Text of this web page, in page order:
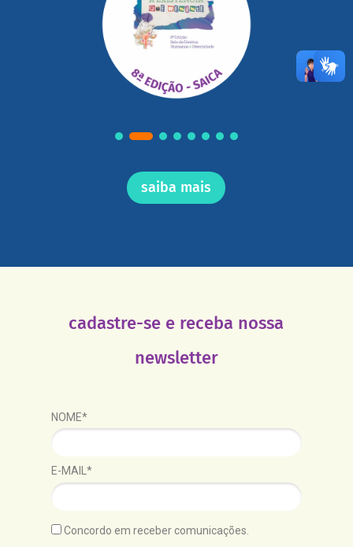
saiba mais
cadastre-se e receba nossa
newsletter
NOME*
E-MAIL*
Concordo em receber comunicações.